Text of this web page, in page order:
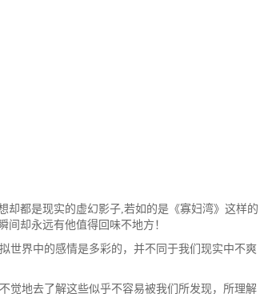
却都是现实的虚幻影子,若如的是《寡妇湾》这样的
却永远有他值得回味不地方！
世界中的感情是多彩的，并不同于我们现实中不爽
觉地去了解这些似乎不容易被我们所发现，所理解